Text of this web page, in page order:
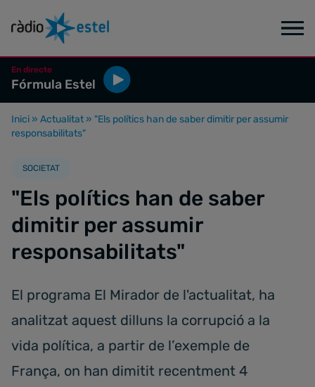
En directe
Fórmula Estel
Inici » Actualitat » "Els polítics han de saber dimitir per assumir
responsabilitats"
SOCIETAT
"Els polítics han de saber
dimitir per assumir
responsabilitats"
El programa El Mirador de l'actualitat, ha
analitzat aquest dilluns la corrupció a la
vida política, a partir de l’exemple de
França, on han dimitit recentment 4